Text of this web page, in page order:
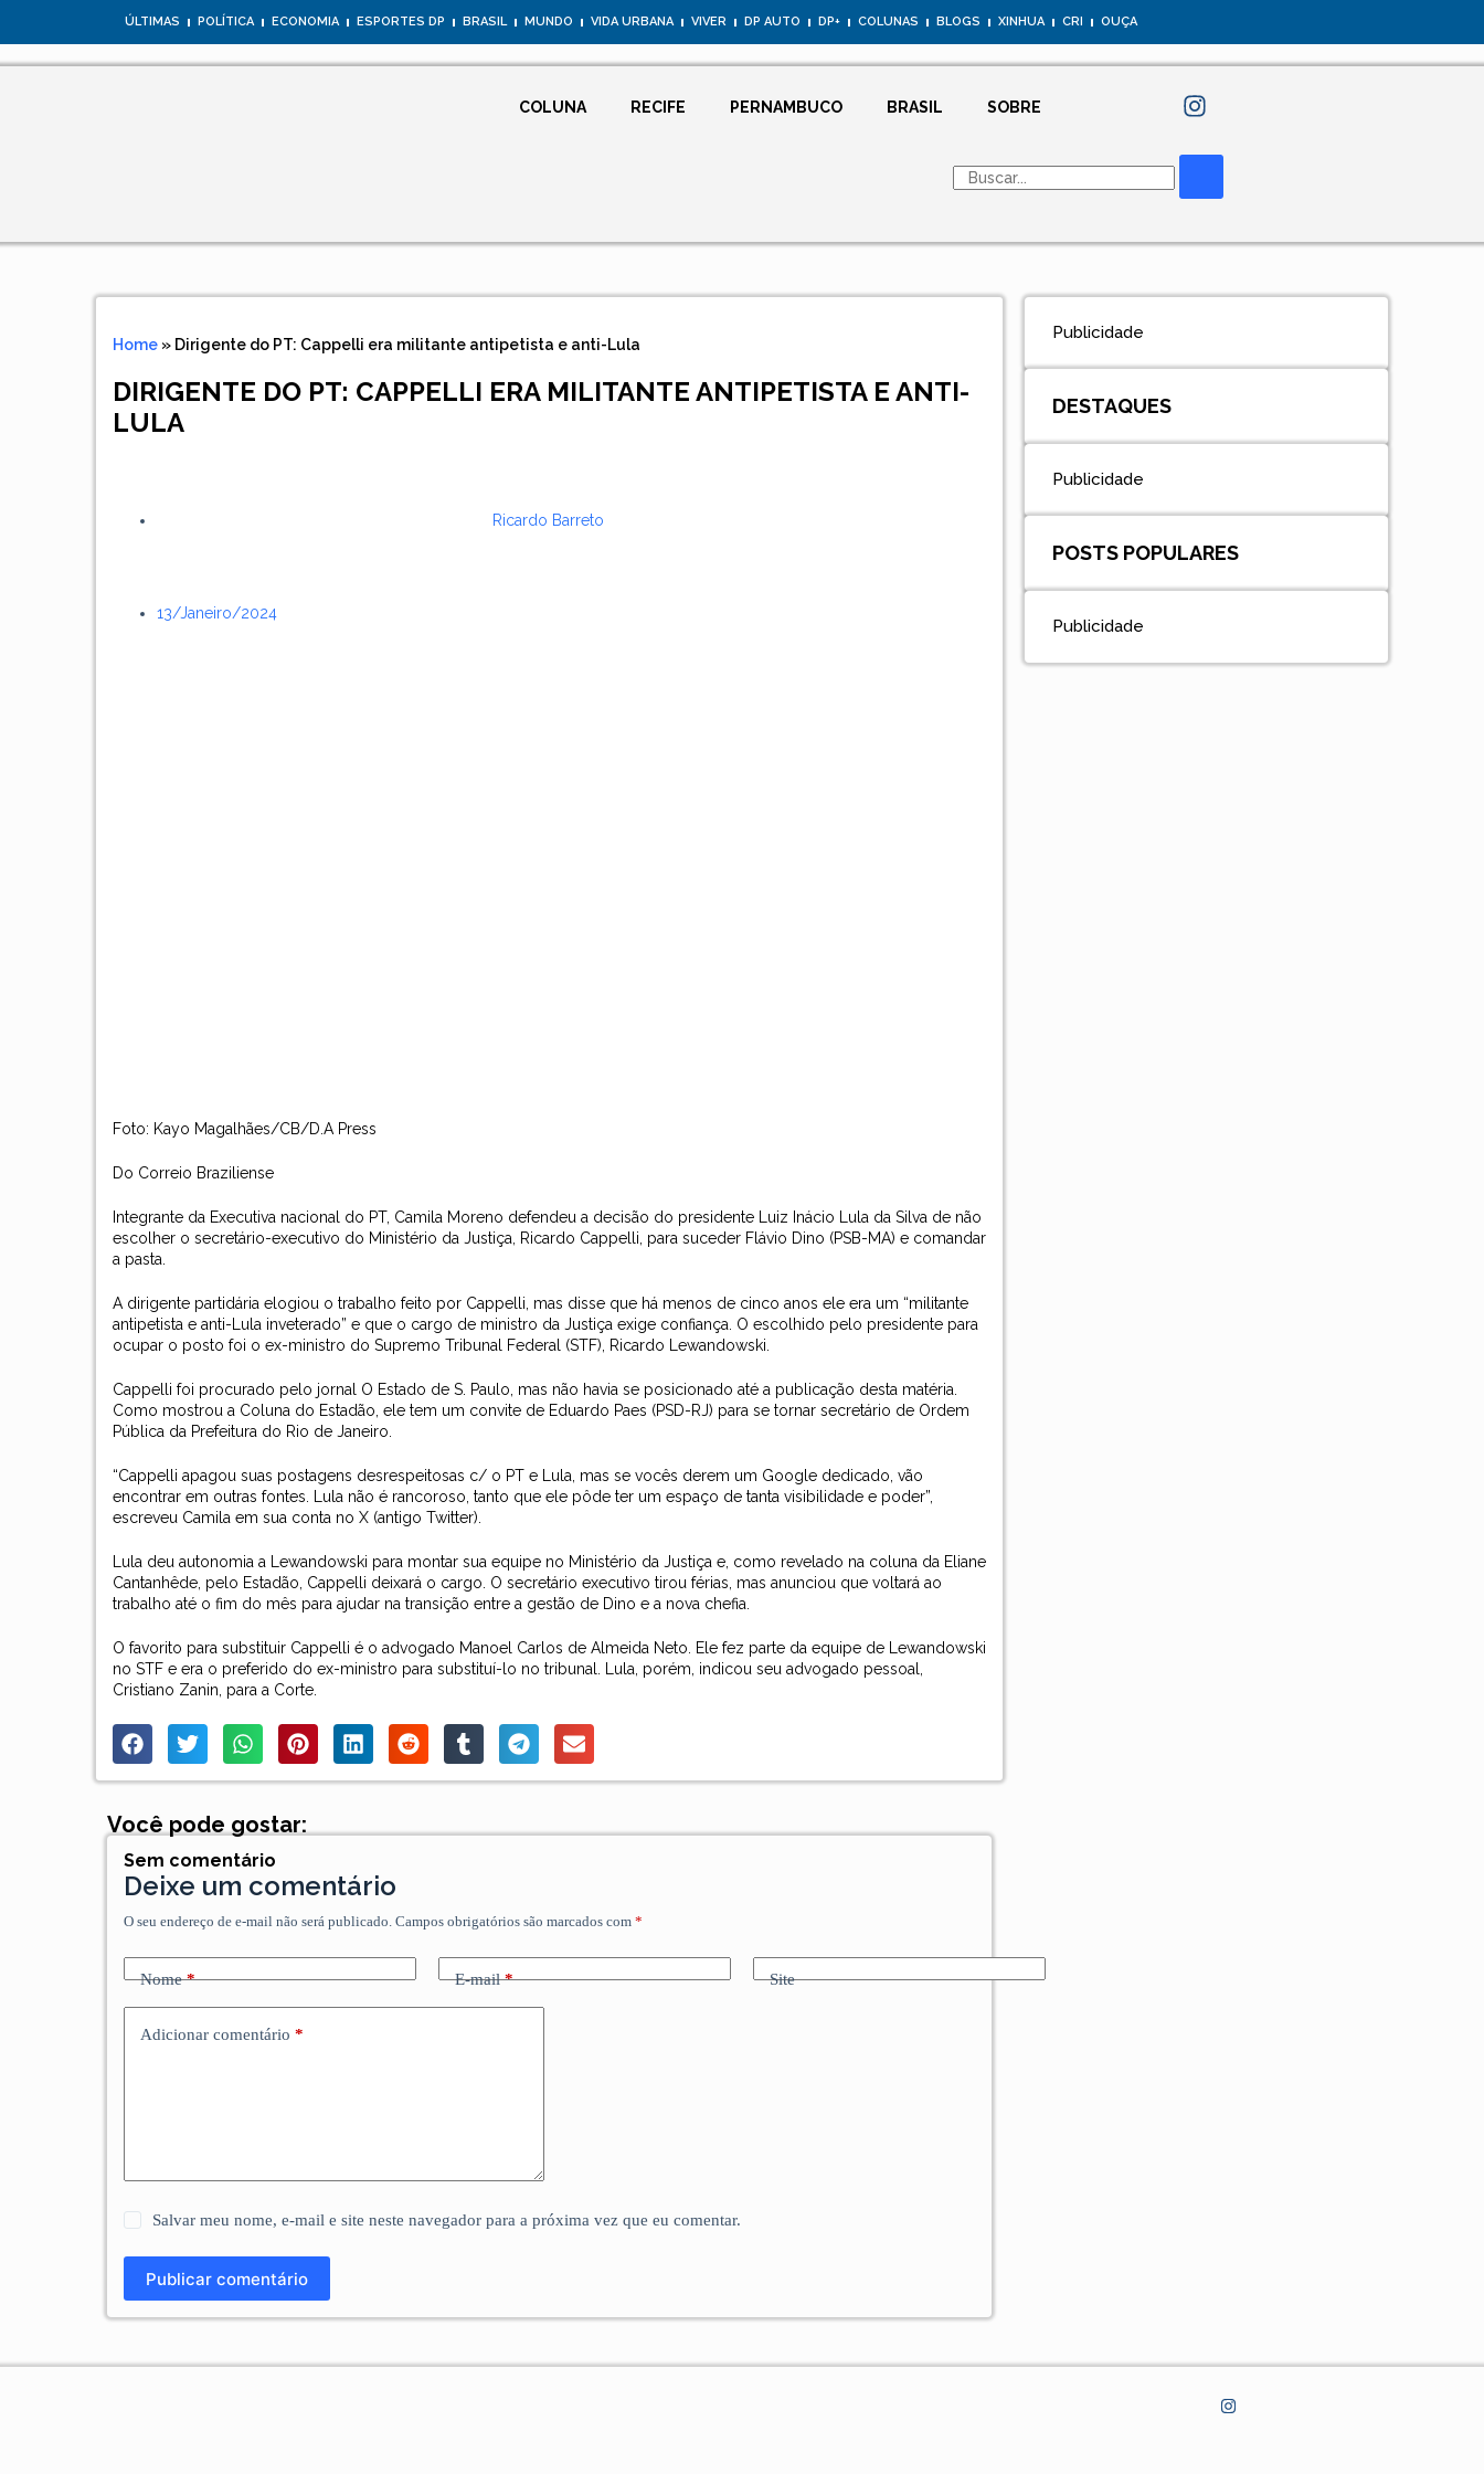
ÚLTIMAS POLÍTICA ECONOMIA ESPORTES DP BRASIL MUNDO VIDA URBANA VIVER DP AUTO DP+ COLUNAS BLOGS XINHUA CRI OUÇA
COLUNA RECIFE PERNAMBUCO BRASIL SOBRE
Home » Dirigente do PT: Cappelli era militante antipetista e anti-Lula
DIRIGENTE DO PT: CAPPELLI ERA MILITANTE ANTIPETISTA E ANTI-
LULA
Ricardo Barreto
13/janeiro/2024
Foto: Kayo Magalhães/CB/D.A Press
Do Correio Braziliense
Integrante da Executiva nacional do PT, Camila Moreno defendeu a decisão do presidente Luiz Inácio Lula da Silva de não
escolher o secretário-executivo do Ministério da Justiça, Ricardo Cappelli, para suceder Flávio Dino (PSB-MA) e comandar
a pasta.
A dirigente partidária elogiou o trabalho feito por Cappelli, mas disse que há menos de cinco anos ele era um “militante
antipetista e anti-Lula inveterado” e que o cargo de ministro da Justiça exige confiança. O escolhido pelo presidente para
ocupar o posto foi o ex-ministro do Supremo Tribunal Federal (STF), Ricardo Lewandowski.
Cappelli foi procurado pelo jornal O Estado de S. Paulo, mas não havia se posicionado até a publicação desta matéria.
Como mostrou a Coluna do Estadão, ele tem um convite de Eduardo Paes (PSD-RJ) para se tornar secretário de Ordem
Pública da Prefeitura do Rio de Janeiro.
“Cappelli apagou suas postagens desrespeitosas c/ o PT e Lula, mas se vocês derem um Google dedicado, vão
encontrar em outras fontes. Lula não é rancoroso, tanto que ele pôde ter um espaço de tanta visibilidade e poder”,
escreveu Camila em sua conta no X (antigo Twitter).
Lula deu autonomia a Lewandowski para montar sua equipe no Ministério da Justiça e, como revelado na coluna da Eliane
Cantanhêde, pelo Estadão, Cappelli deixará o cargo. O secretário executivo tirou férias, mas anunciou que voltará ao
trabalho até o fim do mês para ajudar na transição entre a gestão de Dino e a nova chefia.
O favorito para substituir Cappelli é o advogado Manoel Carlos de Almeida Neto. Ele fez parte da equipe de Lewandowski
no STF e era o preferido do ex-ministro para substituí-lo no tribunal. Lula, porém, indicou seu advogado pessoal,
Cristiano Zanin, para a Corte.
Você pode gostar:
Sem comentário
Deixe um comentário
O seu endereço de e-mail não será publicado. Campos obrigatórios são marcados com*
Nome* E-mail* Site
Adicionar comentário *
Salvar meu nome, e-mail e site neste navegador para a próxima vez que eu comentar.
Publicar comentário
Publicidade
DESTAQUES
Publicidade
POSTS POPULARES
Publicidade